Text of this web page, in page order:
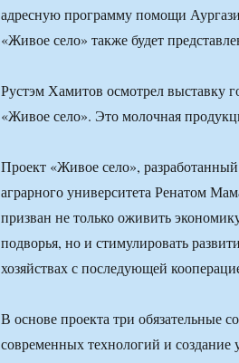
адресную программу помощи
«Живое село» также будет
Рустэм Хамитов осмотрел
«Живое село». Это молочная
Проект «Живое село»,
аграрного университета Ренатом
призван не только оживить
подворья, но и стимулировать
хозяйствах с последующей
В основе проекта три обязательные
современных технологий и создание